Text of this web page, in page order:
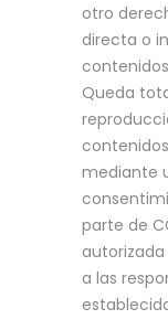
otro
directa o
Queda
mediante
parte de
a las